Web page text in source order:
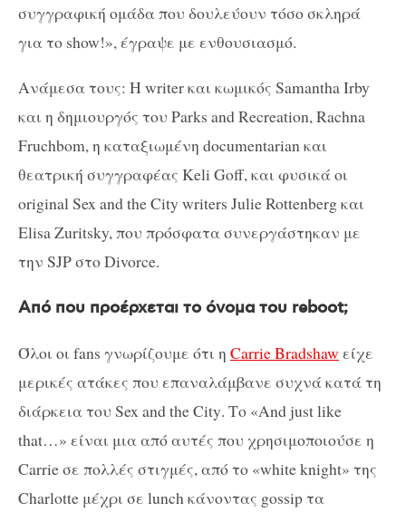
συγγραφική ομάδα που δουλεύουν τόσο σκληρά
για το show!», έγραψε με ενθουσιασμό.
Ανάμεσα τους: Η writerκαι κωμικός Samantha Irby
και η δημιουργός του Parks and Recreation, Rachna
Fruchbom,η καταξιωμένη documentarian και
θεατρική συγγραφέας Keli Goff,και φυσικά οι
original Sex and the City writers Julie Rottenbergκαι
Elisa Zuritsky,που πρόσφατα συνεργάστηκαν με
την SJPστοDivorce.
Από που προέρχεται το όνομα του reboot;
Όλοι οι fans γνωρίζουμε ότι η CarrieBradshaw είχε
μερικές ατάκες που επαναλάμβανε συχνά κατά τη
διάρκεια του SexandtheCity. Το «And justlike
that…» είναι μια από αυτές που χρησιμοποιούσε η
Carrieσε πολλές στιγμές, από το «whiteknight» της
Charlotte μέχρι σε lunchκάνοντας gossipτα